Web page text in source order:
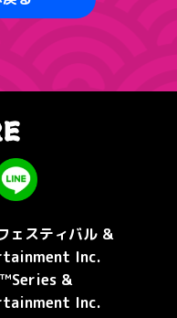
ェスティバル &
Inc.
&
Inc.